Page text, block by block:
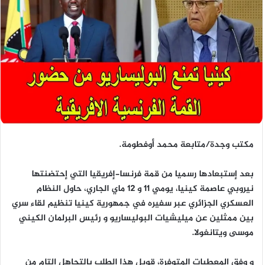
مكتب وجدة/متابعة محمد أوفطومة.
بعد إستبعادها رسميا من قمة فرنسا-إفريقيا التي إحتضنتها
نيروبي عاصمة كينيا، يومي 11 و 12 ماي الجاري، حاول النظام
العسكري الجزائري عبر سفيره في جمهورية كينيا تنظيم لقاء سري
بين ممثلين عن ميليشيات البوليساريو و رئيس البرلمان الكيني
موسى ويتانغولا.